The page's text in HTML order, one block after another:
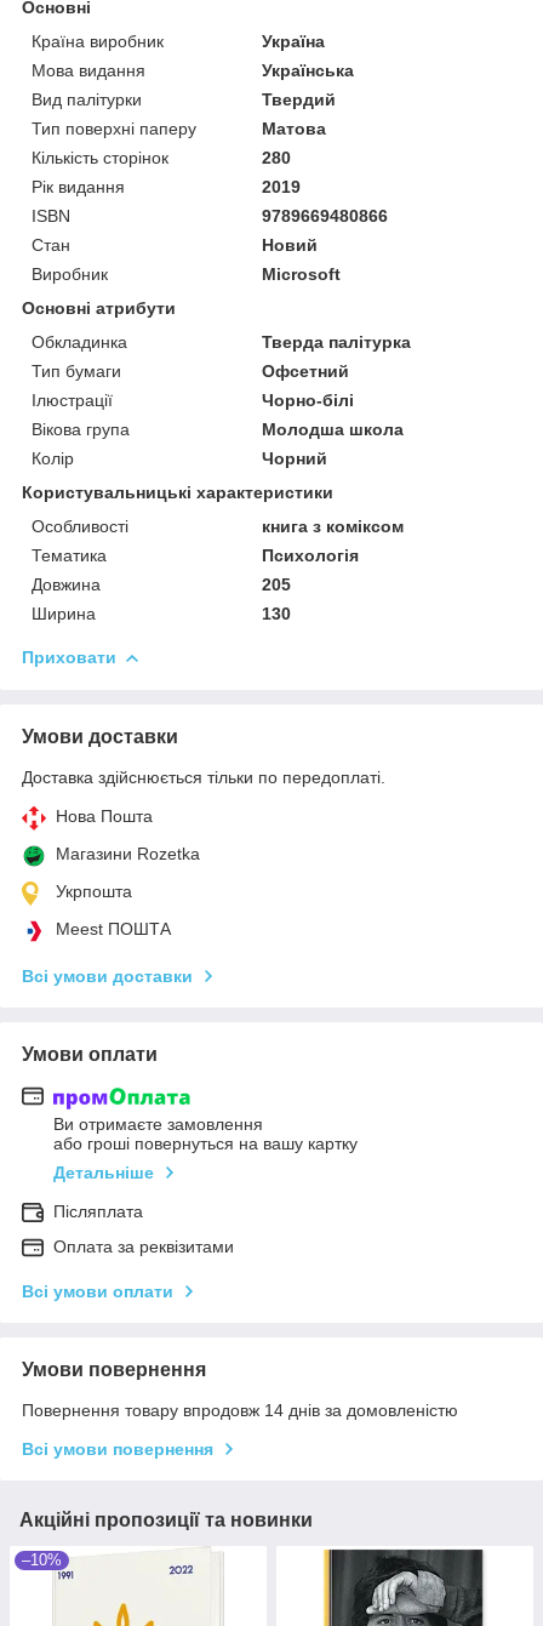
Основні
Країна виробник
Україна
Мова видання
Українська
Вид палітурки
Твердий
Тип поверхні паперу
Матова
Кількість сторінок
280
Рік видання
2019
ISBN
9789669480866
Стан
Новий
Виробник
Microsoft
Основні атрибути
Обкладинка
Тверда палітурка
Тип бумаги
Офсетний
Ілюстрації
Чорно-білі
Вікова група
Молодша школа
Колір
Чорний
Користувальницькі характеристики
Особливості
книга з коміксом
Тематика
Психологія
Довжина
205
Ширина
130
Приховати
Умови доставки
Доставка здійснюється тільки по передоплаті.
Нова Пошта
Магазини Rozetka
Укрпошта
Meest ПОШТА
Всі умови доставки
Умови оплати
Ви отримаєте замовлення
або гроші повернуться на вашу картку
Детальніше
Післяплата
Оплата за реквізитами
Всі умови оплати
Умови повернення
Повернення товару впродовж 14 днів за домовленістю
Всі умови повернення
Акційні пропозиції та новинки
–10%